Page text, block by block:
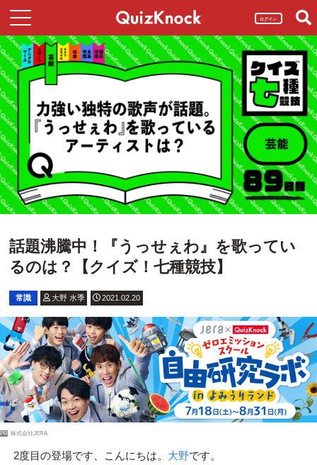
ログイン
話題沸騰中！『うっせぇわ』を歌ってい
るのは？【クイズ！七種競技】
常識 大野 水季 2021.02.20
PR 株式会社JERA
2度目の登場です、こんにちは。 大野です。